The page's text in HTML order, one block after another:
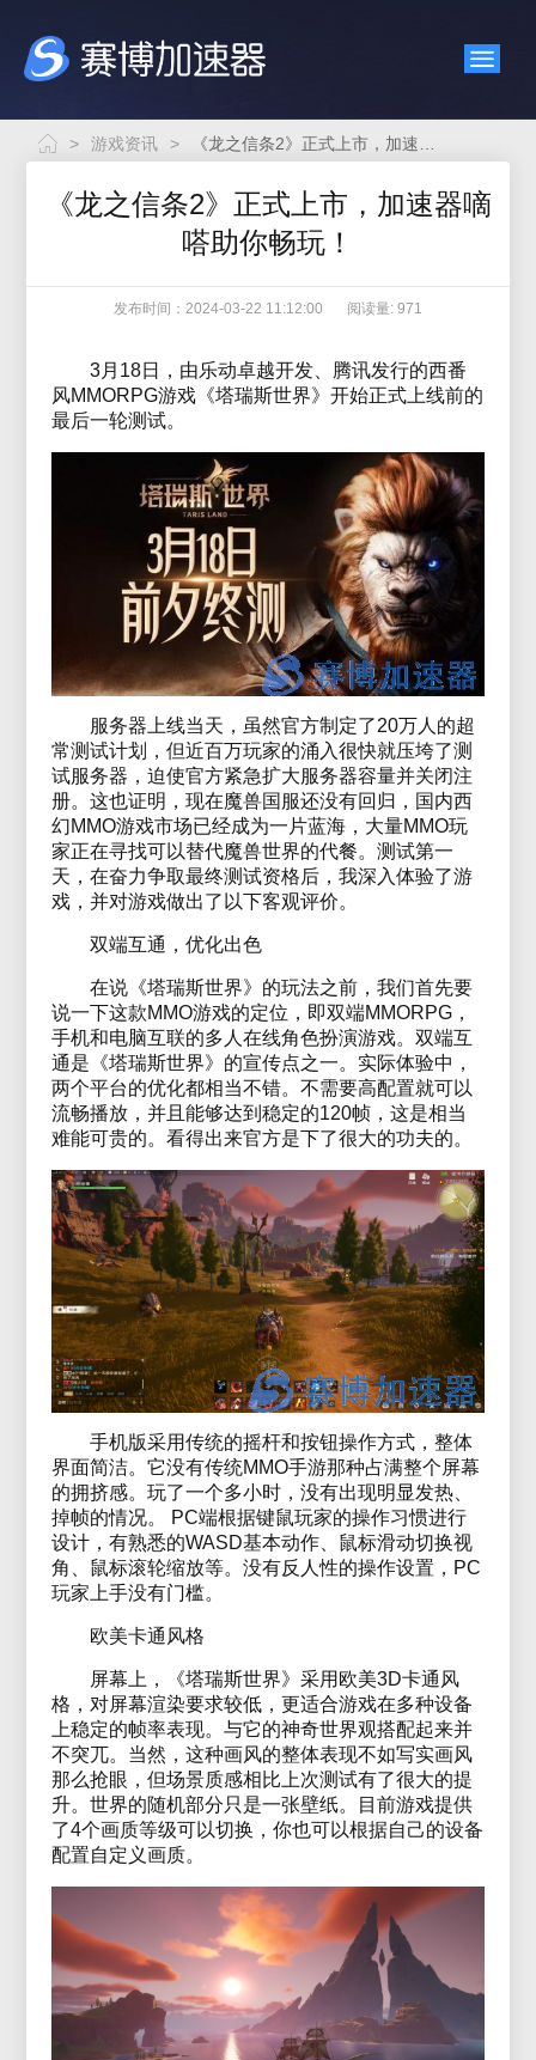
> 游戏资讯 >
《龙之信条2》正式上市，加速器嘀
嗒助你畅玩！
发布时间：2024-03-22 11:12:00 阅读量: 971
3月18日，由乐动卓越开发、腾讯发行的西番
风MMORPG游戏《塔瑞斯世界》开始正式上线前的
最后一轮测试。
服务器上线当天，虽然官方制定了20万人的超
常测试计划，但近百万玩家的涌入很快就压垮了测
试服务器，迫使官方紧急扩大服务器容量并关闭注
册。这也证明，现在魔兽国服还没有回归，国内西
幻MMO游戏市场已经成为一片蓝海，大量MMO玩
家正在寻找可以替代魔兽世界的代餐。测试第一
天，在奋力争取最终测试资格后，我深入体验了游
戏，并对游戏做出了以下客观评价。
双端互通，优化出色
在说《塔瑞斯世界》的玩法之前，我们首先要
说一下这款MMO游戏的定位，即双端MMORPG，
手机和电脑互联的多人在线角色扮演游戏。双端互
通是《塔瑞斯世界》的宣传点之一。实际体验中，
两个平台的优化都相当不错。不需要高配置就可以
流畅播放，并且能够达到稳定的120帧，这是相当
难能可贵的。看得出来官方是下了很大的功夫的。
手机版采用传统的摇杆和按钮操作方式，整体
界面简洁。它没有传统MMO手游那种占满整个屏幕
的拥挤感。玩了一个多小时，没有出现明显发热、
掉帧的情况。 PC端根据键鼠玩家的操作习惯进行
设计，有熟悉的WASD基本动作、鼠标滑动切换视
角、鼠标滚轮缩放等。没有反人性的操作设置，PC
玩家上手没有门槛。
欧美卡通风格
屏幕上，《塔瑞斯世界》采用欧美3D卡通风
格，对屏幕渲染要求较低，更适合游戏在多种设备
上稳定的帧率表现。与它的神奇世界观搭配起来并
不突兀。当然，这种画风的整体表现不如写实画风
那么抢眼，但场景质感相比上次测试有了很大的提
升。世界的随机部分只是一张壁纸。目前游戏提供
了4个画质等级可以切换，你也可以根据自己的设备
配置自定义画质。